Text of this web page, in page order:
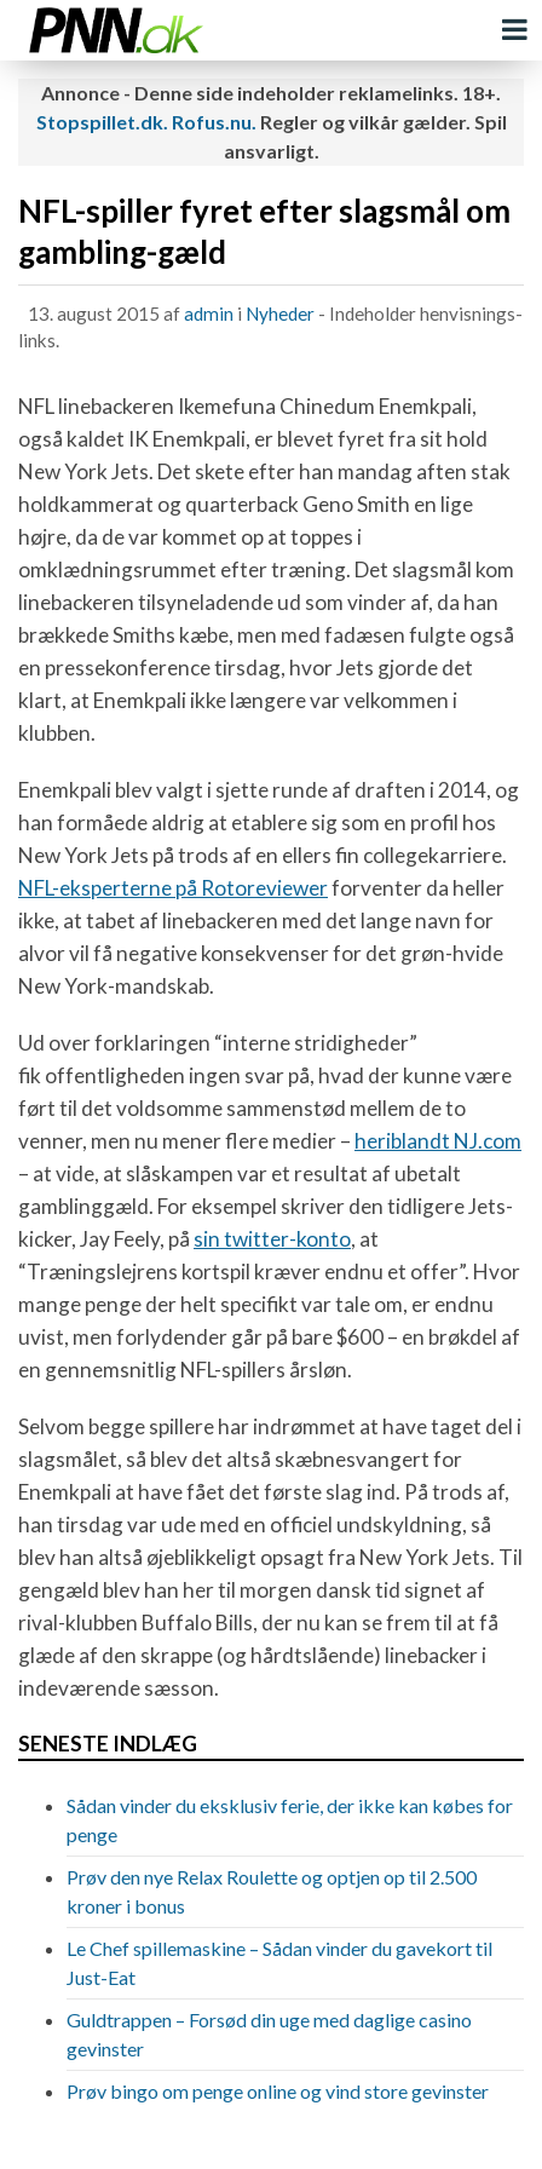
Annonce - Denne side indeholder reklamelinks. 18+.
Stopspillet.dk. Rofus.nu. Regler og vilkår gælder. Spil
ansvarligt.
NFL-spiller fyret efter slagsmål om
gambling-gæld
13. august 2015 afadmin i Nyheder - Indeholder henvisnings-
links.
NFL linebackeren Ikemefuna Chinedum Enemkpali,
også kaldet IK Enemkpali, er blevet fyret fra sit hold
New York Jets. Det skete efter han mandag aften stak
holdkammerat og quarterback Geno Smith en lige
højre, da de var kommet op at toppes i
omklædningsrummet efter træning. Det slagsmål kom
linebackeren tilsyneladende ud som vinder af, da han
brækkede Smiths kæbe, men med fadæsen fulgte også
en pressekonference tirsdag, hvor Jets gjorde det
klart, at Enemkpali ikke længere var velkommen i
klubben.
Enemkpali blev valgt i sjette runde af draften i 2014, og
han formåede aldrig at etablere sig som en profil hos
New York Jets på trods af en ellers fin collegekarriere.
NFL-eksperterne på Rotoreviewerforventer da heller
ikke, at tabet af linebackeren med det lange navn for
alvor vil få negative konsekvenser for det grøn-hvide
New York-mandskab.
Ud over forklaringen “interne stridigheder”
fik offentligheden ingen svar på, hvad der kunne være
ført til det voldsomme sammenstød mellem de to
venner, men nu mener flere medier – heriblandt NJ.com
– at vide, at slåskampen var et resultat af ubetalt
gamblinggæld. For eksempel skriver den tidligere Jets-
kicker, Jay Feely, på sin twitter-konto, at
“Træningslejrens kortspil kræver endnu et offer”. Hvor
mange penge der helt specifikt var tale om, er endnu
uvist, men forlydender går på bare $600 – en brøkdel af
en gennemsnitlig NFL-spillers årsløn.
Selvom begge spillere har indrømmet at have taget del i
slagsmålet, så blev det altså skæbnesvangert for
Enemkpali at have fået det første slag ind. På trods af,
han tirsdag var ude med en officiel undskyldning, så
blev han altså øjeblikkeligt opsagt fra New York Jets. Til
gengæld blev han her til morgen dansk tid signet af
rival-klubben Buffalo Bills, der nu kan se frem til at få
glæde af den skrappe (og hårdtslående) linebacker i
indeværende sæsson.
SENESTE INDLÆG
Sådan vinder du eksklusiv ferie, der ikke kan købes for
penge
Prøv den nye Relax Roulette og optjen op til 2.500
kroner i bonus
Le Chef spillemaskine – Sådan vinder du gavekort til
Just-Eat
Guldtrappen – Forsød din uge med daglige casino
gevinster
Prøv bingo om penge online og vind store gevinster